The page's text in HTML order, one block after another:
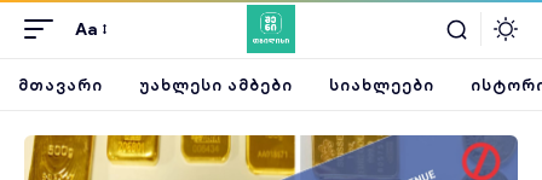
Aa
ᲛᲗᲐᲕᲐᲠᲘ ᲣᲐᲮᲚᲔᲡᲘ ᲐᲛᲑᲔᲑᲘ ᲡᲘᲐᲮᲚᲔᲔᲑᲘ